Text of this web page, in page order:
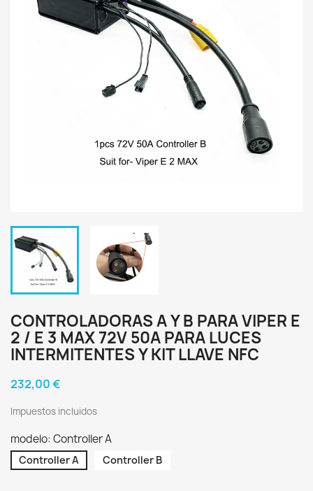
CONTROLADORAS A Y B PARA VIPER E
2 / E 3 MAX 72V 50A PARA LUCES
INTERMITENTES Y KIT LLAVE NFC
232,00 €
Impuestos incluidos
modelo: Controller A
Controller A Controller B